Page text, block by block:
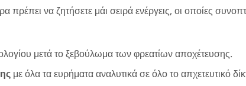
πρέπει να ζητήσετε μάι σειρά ενέργεις, οι οποίες
μετά το ξεβούλωμα των φρεατίων αποχέτευσης.
με όλα τα ευρήματα αναλυτικά σε όλο το απχετευτικό